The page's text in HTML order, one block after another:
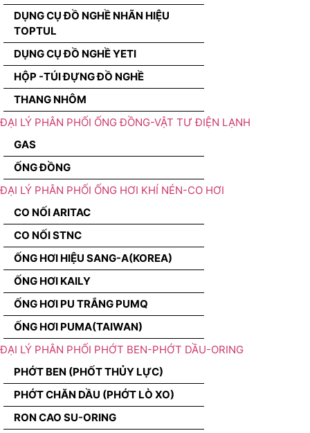
DỤNG CỤ ĐỒ NGHỀ NHÃN HIỆU
TOPTUL
DỤNG CỤ ĐỒ NGHỀ YETI
HỘP -TÚI ĐỰNG ĐỒ NGHỀ
THANG NHÔM
ĐẠI LÝ PHÂN PHỐI ỐNG ĐỒNG-VẬT TƯ ĐIỆN LẠNH
GAS
ỐNG ĐỒNG
ĐẠI LÝ PHÂN PHỐI ỐNG HƠI KHÍ NÉN-CO HƠI
CO NỐI ARITAC
CO NỐI STNC
ỐNG HƠI HIỆU SANG-A(KOREA)
ỐNG HƠI KAILY
ỐNG HƠI PU TRẮNG PUMQ
ỐNG HƠI PUMA(TAIWAN)
ĐẠI LÝ PHÂN PHỐI PHỚT BEN-PHỚT DẦU-ORING
PHỚT BEN (PHỐT THỦY LỰC)
PHỚT CHĂN DẦU (PHỚT LÒ XO)
RON CAO SU-ORING